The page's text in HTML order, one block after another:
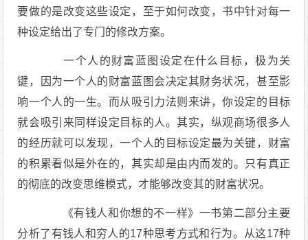
要做的是改变这些设定，至于如何改变，书中针对每一
种设定给出了专门的修改方案。
一个人的财富蓝图设定在什么目标，极为关
键，因为一个人的财富蓝图会决定其财务状况，甚至影
响一个人的一生。而从吸引力法则来讲，你设定的目标
就会吸引来同样设定目标的人。其实，纵观商场很多人
的经历就可以发现，一个人的目标设定最为关键，财富
的积累看似是外在的，其实却是由内而发的。只有真正
的彻底的改变思维模式，才能够改变其的财富状况。
《有钱人和你想的不一样》一书第二部分主要
分析了有钱人和穷人的17种思考方式和行为。从这17种